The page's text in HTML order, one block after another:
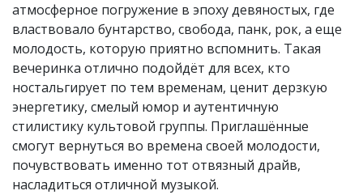
атмосферное погружение в эпоху девяностых, где
властвовало бунтарство, свобода, панк, рок, а еще
молодость, которую приятно вспомнить. Такая
вечеринка отлично подойдёт для всех, кто
ностальгирует по тем временам, ценит дерзкую
энергетику, смелый юмор и аутентичную
стилистику культовой группы. Приглашённые
смогут вернуться во времена своей молодости,
почувствовать именно тот отвязный драйв,
насладиться отличной музыкой.